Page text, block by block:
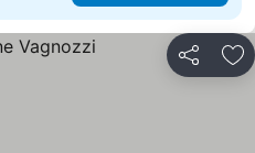
Condividi